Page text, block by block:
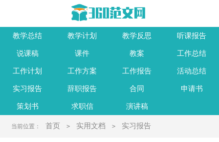
教学总结 教学计划 教学反思 听课报告
说课稿 课件 教案 工作总结
工作计划 工作方案 工作报告 活动总结
实习报告 辞职报告 合同 申请书
策划书 求职信 演讲稿
当前位置： 首页 > 实用文档 > 实习报告